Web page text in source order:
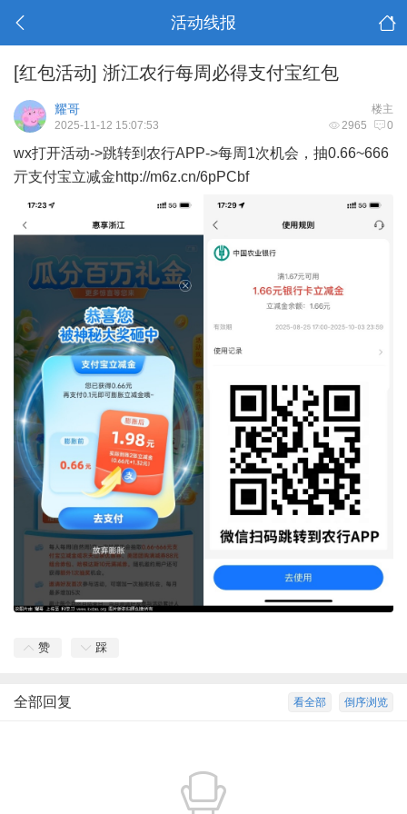
活动线报
[红包活动] 浙江农行每周必得支付宝红包
楼主
耀哥
2965 0
2025-11-12 15:07:53
wx打开活动->跳转到农行APP->每周1次机会，抽0.66~666
亓支付宝立减金http://m6z.cn/6pPCbf
赞 踩
倒序浏览
看全部
全部回复